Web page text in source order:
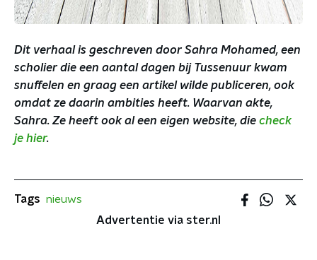
Dit verhaal is geschreven door Sahra Mohamed, een
scholier die een aantal dagen bij Tussenuur kwam
snuffelen en graag een artikel wilde publiceren, ook
omdat ze daarin ambities heeft. Waarvan akte,
Sahra. Ze heeft ook al een eigen website, die check
je hier.
Tags nieuws
Advertentie via ster.nl